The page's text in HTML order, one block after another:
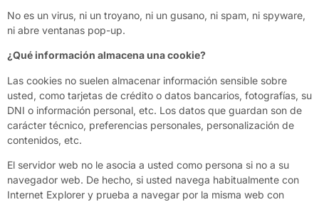
No es un virus, ni un troyano, ni un gusano, ni spam, ni spyware,
ni abre ventanas pop-up.
¿Qué información almacena una cookie?
Las cookies no suelen almacenar información sensible sobre
usted, como tarjetas de crédito o datos bancarios, fotografías, su
DNI o información personal, etc. Los datos que guardan son de
carácter técnico, preferencias personales, personalización de
contenidos, etc.
El servidor web no le asocia a usted como persona si no a su
navegador web. De hecho, si usted navega habitualmente con
Internet Explorer y prueba a navegar por la misma web con